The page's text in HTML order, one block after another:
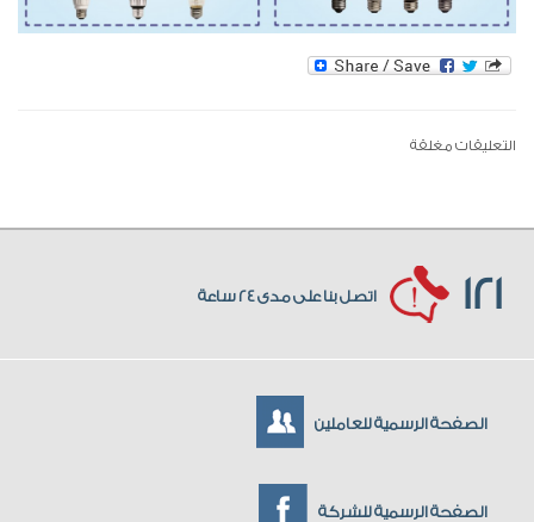
التعليقات مغلقة
121 اتصل بنا على مدى 24 ساعة
الصفحة الرسمية للعاملين
الصفحة الرسمية للشركة